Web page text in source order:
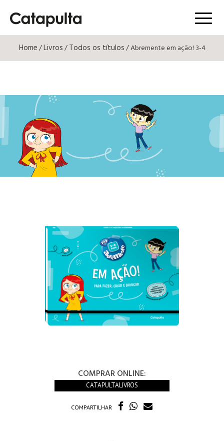
Menú
Home/Livros/Todos os títulos/ Abremente em ação! 3-4
COMPRAR ONLINE:
CATAPULTALIVROS
COMPARTILHAR